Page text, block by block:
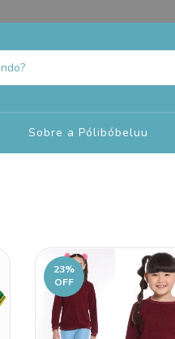
Sobre a Pólibóbeluu
23%
OFF